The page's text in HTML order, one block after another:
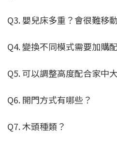
Q3. 嬰兒床多重？會很難移
Q4. 變換不同模式需要加購
Q5. 可以調整高度配合家中
Q6. 開門方式有哪些？
Q7. 木頭種類？